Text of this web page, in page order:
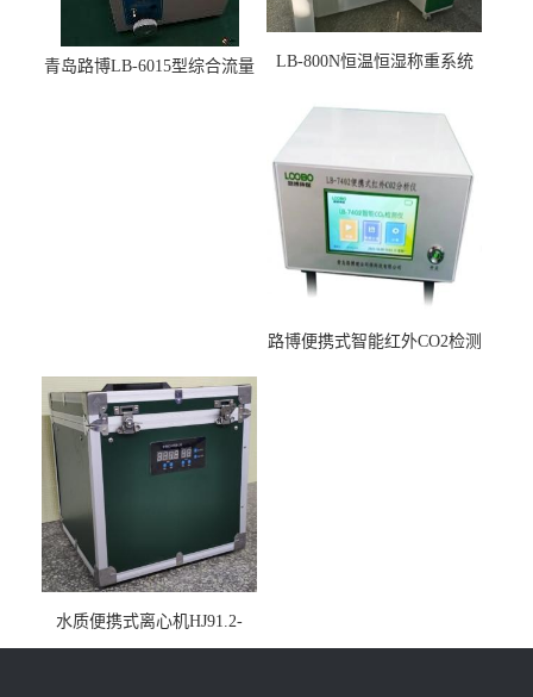
青岛路博LB-6015型综合流量
LB-800N恒温恒湿称重系统
路博便携式智能红外CO2检测
水质便携式离心机HJ91.2-
2022地表水总磷监测内置有